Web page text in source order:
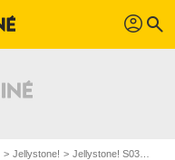
profil search
Jellystone! Jellystone! S03